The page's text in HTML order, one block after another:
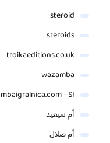
steroid
steroids
troikaeditions.co.uk
wazamba
- SI
أم سيعيد
أم صلال